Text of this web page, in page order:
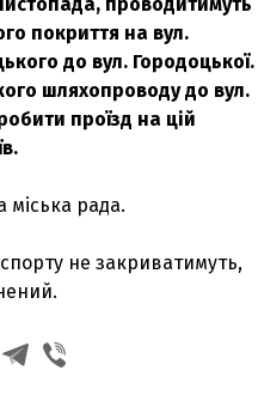
покриття на вул.
до вул. Городоцької.
шляхопроводу до вул.
проїзд на цій
міська рада.
не закриватимуть,